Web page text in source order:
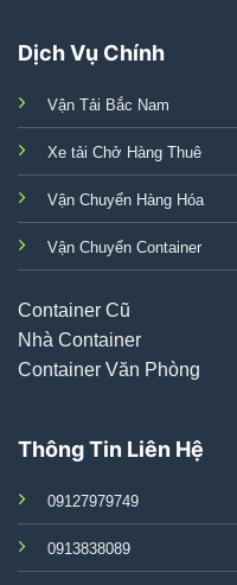
Dịch Vụ Chính
Vận Tải Bắc Nam
Xe tải Chở Hàng Thuê
Vận Chuyển Hàng Hóa
Vận Chuyển Container
Container Cũ
Nhà Container
Container Văn Phòng
Thông Tin Liên Hệ
09127979749
0913838089